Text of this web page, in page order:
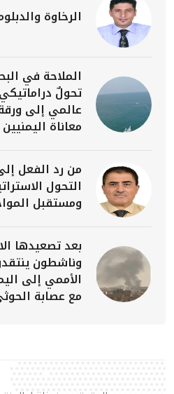
الرخاوة
الملاحة في
تحولٌ
عالمي إلى
معاناة اليمنيين
من رد الفعل
التحول
ومستقبل
بعد تصعيدها
وناشطون
الأممي إلى
مع عصابة